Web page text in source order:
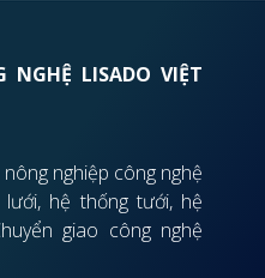
NGHỆ LISADO VIỆT
nghiệp công nghệ
hệ thống tưới, hệ
giao công nghệ